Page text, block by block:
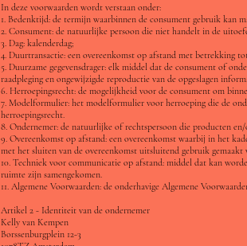
In deze voorwaarden wordt verstaan onder:
1. Bedenktijd: de termijn waarbinnen de consument gebruik kan
2. Consument: de natuurlijke persoon die niet handelt in de
3. Dag: kalenderdag;
4. Duurtransactie: een overeenkomst op afstand met betrekking
5. Duurzame gegevensdrager: elk middel dat de consument of
raadpleging en ongewijzigde reproductie van de opgeslagen
6. Herroepingsrecht: de mogelijkheid voor de consument om
7. Modelformulier: het modelformulier voor herroeping die de
herroepingsrecht.
8. Ondernemer: de natuurlijke of rechtspersoon die producten
9. Overeenkomst op afstand: een overeenkomst waarbij in het
met het sluiten van de overeenkomst uitsluitend gebruik
10. Techniek voor communicatie op afstand: middel dat kan
ruimte zijn samengekomen.
11. Algemene Voorwaarden: de onderhavige Algemene
Artikel 2 - Identiteit van de ondernemer
Kelly van Kempen
Borssenburgplein 12-3